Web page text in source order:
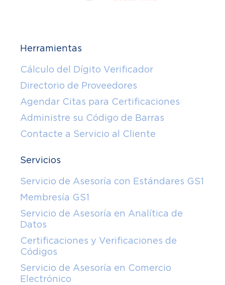
Herramientas
Cálculo del Dígito Verificador
Directorio de Proveedores
Agendar Citas para Certificaciones
Administre su Código de Barras
Contacte a Servicio al Cliente
Servicios
Servicio de Asesoría con Estándares GS1
Membresía GS1
Servicio de Asesoría en Analítica de
Datos
Certificaciones y Verificaciones de
Códigos
Servicio de Asesoría en Comercio
Electrónico